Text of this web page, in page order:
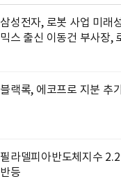
삼성전자, 로봇 사업 미래
믹스 출신 이동건 부사장,
블랙록, 에코프로 지분 추
필라델피아반도체지수
반등